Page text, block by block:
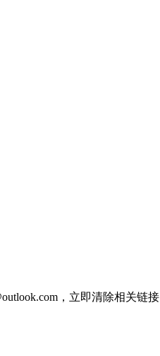
，立即清除相关链接